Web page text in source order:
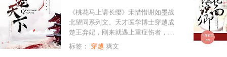
没想到会有人在出征前盔甲着身向她
许终身！好稀奇，这世上竟然还有人
敢娶她！？
《桃花马上请长缨》宋惜惜谢如墨战
北望同系列文。天才医学博士穿越成
楚王弃妃，刚来就遇上重症伤者，她
秉持医德去救治，却差点被打下冤
狱。太上皇病危，她设法救治，被那
标签： 穿越 爽文